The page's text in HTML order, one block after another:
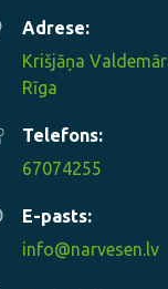
Adrese:
Krišjāņa
Rīga
Telefons:
67074255
E-pasts:
info@narvesen.lv